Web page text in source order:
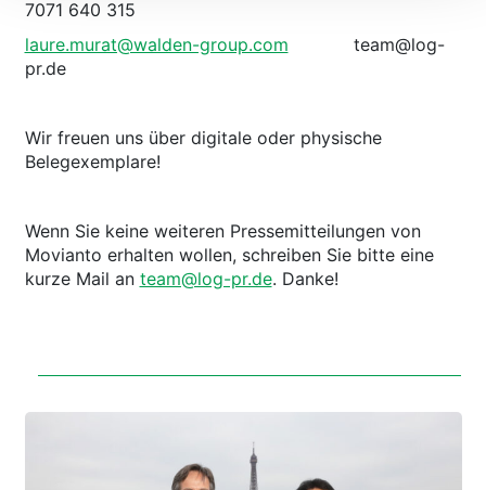
7071 640 315
laure.murat@walden-group.com team@log-
pr.de
Wir freuen uns über digitale oder physische
Belegexemplare!
Wenn Sie keine weiteren Pressemitteilungen von
Movianto erhalten wollen, schreiben Sie bitte eine
kurze Mail an team@log-pr.de. Danke!